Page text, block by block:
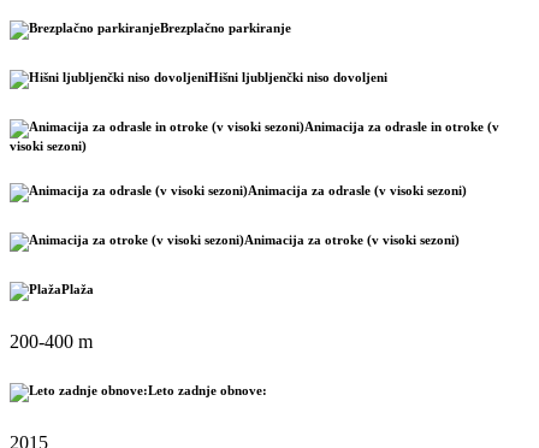
Brezplačno parkiranje
Hišni ljubljenčki niso dovoljeni
Animacija za odrasle in otroke (v
visoki sezoni)
Animacija za odrasle (v visoki sezoni)
Animacija za otroke (v visoki sezoni)
Plaža
200-400 m
Leto zadnje obnove:
2015